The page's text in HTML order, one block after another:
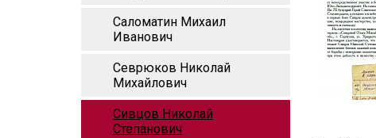
Саломатин Михаил
Иванович
Севрюков Николай
Михайлович
Сивцов Николай
Степанович